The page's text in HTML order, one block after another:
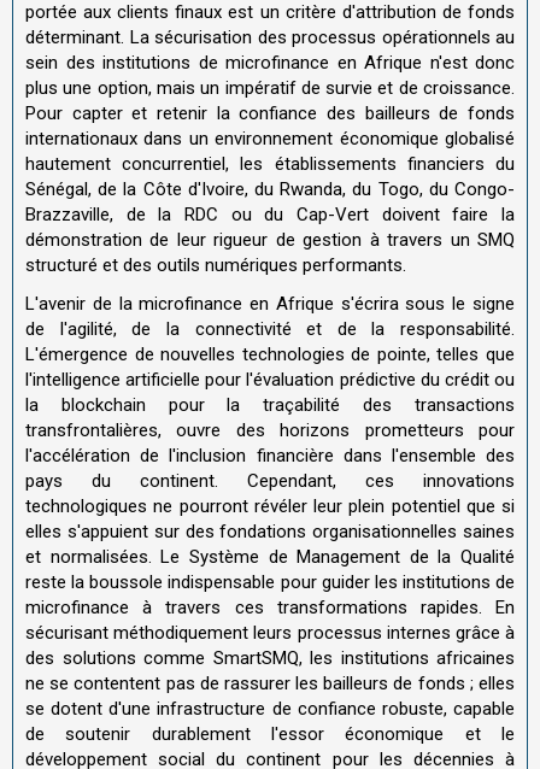
portée aux clients finaux est un critère d'attribution de fonds
déterminant. La sécurisation des processus opérationnels au
sein des institutions de microfinance en Afrique n'est donc
plus une option, mais un impératif de survie et de croissance.
Pour capter et retenir la confiance des bailleurs de fonds
internationaux dans un environnement économique globalisé
hautement concurrentiel, les établissements financiers du
Sénégal, de la Côte d'Ivoire, du Rwanda, du Togo, du Congo-
Brazzaville, de la RDC ou du Cap-Vert doivent faire la
démonstration de leur rigueur de gestion à travers un SMQ
structuré et des outils numériques performants.
L'avenir de la microfinance en Afrique s'écrira sous le signe
de l'agilité, de la connectivité et de la responsabilité.
L'émergence de nouvelles technologies de pointe, telles que
l'intelligence artificielle pour l'évaluation prédictive du crédit ou
la blockchain pour la traçabilité des transactions
transfrontalières, ouvre des horizons prometteurs pour
l'accélération de l'inclusion financière dans l'ensemble des
pays du continent. Cependant, ces innovations
technologiques ne pourront révéler leur plein potentiel que si
elles s'appuient sur des fondations organisationnelles saines
et normalisées. Le Système de Management de la Qualité
reste la boussole indispensable pour guider les institutions de
microfinance à travers ces transformations rapides. En
sécurisant méthodiquement leurs processus internes grâce à
des solutions comme SmartSMQ, les institutions africaines
ne se contentent pas de rassurer les bailleurs de fonds ; elles
se dotent d'une infrastructure de confiance robuste, capable
de soutenir durablement l'essor économique et le
développement social du continent pour les décennies à